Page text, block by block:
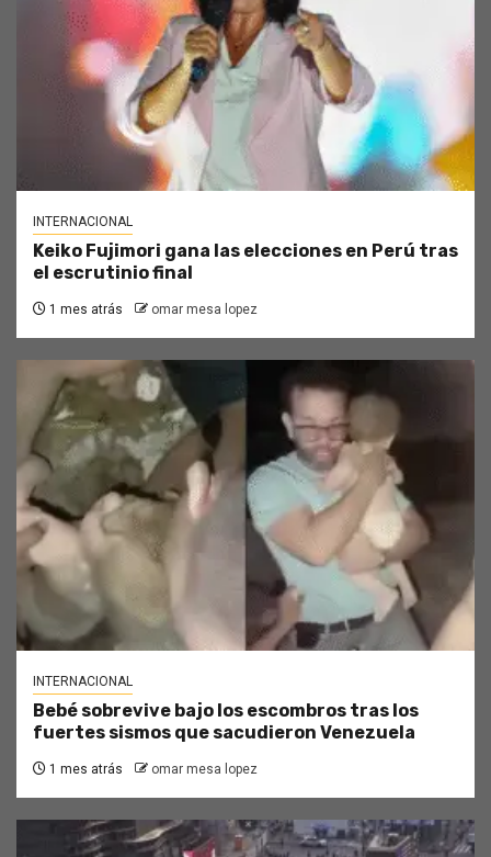
INTERNACIONAL
Keiko Fujimori gana las elecciones en Perú tras
el escrutinio final
1 mes atrás omar mesa lopez
INTERNACIONAL
Bebé sobrevive bajo los escombros tras los
fuertes sismos que sacudieron Venezuela
1 mes atrás omar mesa lopez